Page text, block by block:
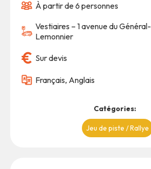
À partir de 6 personnes
Vestiaires – 1 avenue du Général-
Lemonnier
Sur devis
Français, Anglais
Catégories:
Jeu de piste / Rallye